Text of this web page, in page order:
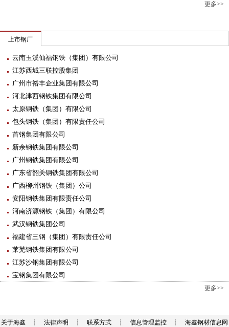
更多>>
上市钢厂
云南玉溪仙福钢铁（集团）有限公司
江苏西城三联控股集团
广州市裕丰企业集团有限公司
河北津西钢铁集团有限公司
太原钢铁（集团）有限公司
包头钢铁（集团）有限责任公司
首钢集团有限公司
新余钢铁集团有限公司
广州钢铁集团有限公司
广东省韶关钢铁集团有限公司
广西柳州钢铁（集团）公司
安阳钢铁集团有限责任公司
河南济源钢铁（集团）有限公司
武汉钢铁集团公司
福建省三钢（集团）有限责任公司
莱芜钢铁集团有限公司
江苏沙钢集团有限公司
宝钢集团有限公司
更多>>
关于海鑫 ┊ 法律声明 ┊ 联系方式 ┊ 信息管理监控 ┊ 海鑫钢材信息网